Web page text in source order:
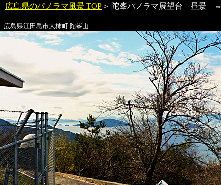
広島県のパノラマ風景 TOP ＞ 陀峯パノラマ展望台 昼
広島県江田島市大柿町 陀峯山